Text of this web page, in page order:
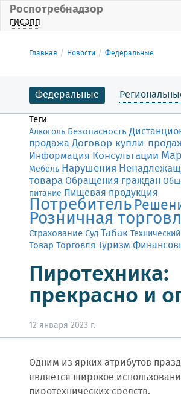
Роспотребнадзор
ГИС ЗПП
Главная Новости Федеральные
Федеральные
Теги
Алкоголь Безопасность
продажа Договор купли-
Информация Консультации
Мебель Нарушения
товара Обращения граждан
питание Пищевая продукция
Потребитель
Розничная
СтрахованиеСудТабак
Товар Торговля Туризм
Пиротехника:
прекрасно и
12 января 2023 г.
Одним из ярких атрибутов
является широкое